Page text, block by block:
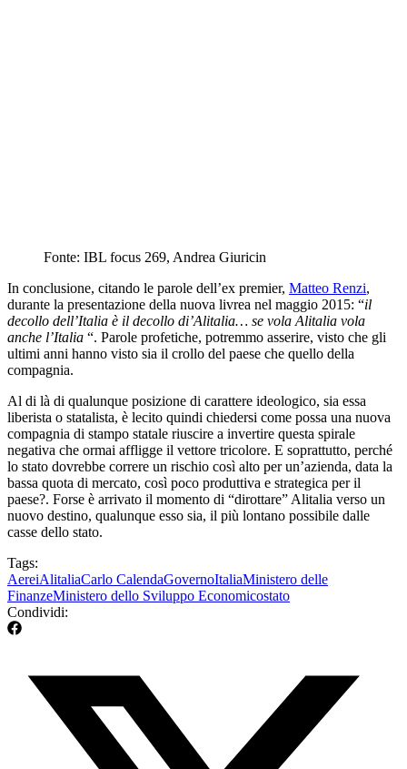
Fonte: IBL focus 269, Andrea Giuricin
In conclusione, citando le parole dell’ex premier, Matteo Renzi,
durante la presentazione della nuova livrea nel maggio 2015: “il
decollo dell’Italia è il decollo di’Alitalia… se vola Alitalia vola
anche l’Italia “. Parole profetiche, potremmo asserire, visto che gli
ultimi anni hanno visto sia il crollo del paese che quello della
compagnia.
Al di là di qualunque posizione di carattere ideologico, sia essa
liberista o statalista, è lecito quindi chiedersi come possa una nuova
compagnia di stampo statale riuscire a invertire questa spirale
negativa che ormai affligge il vettore tricolore. E soprattutto, perché
lo stato dovrebbe correre un rischio così alto per un’azienda, data la
bassa quota di mercato, così poco produttiva e strategica per il
paese?. Forse è arrivato il momento di “dirottare” Alitalia verso un
nuovo destino, qualunque esso sia, il più lontano possibile dalle
casse dello stato.
Tags:
AereiAlitaliaCarlo CalendaGovernoItaliaMinistero delle
FinanzeMinistero dello Sviluppo Economicostato
Condividi: